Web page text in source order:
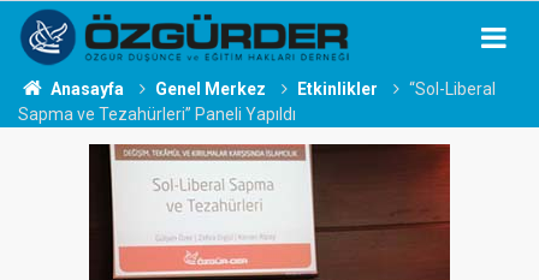
Anasayfa Genel Merkez Etkinlikler
“Sol-Liberal
Sapma ve Tezahürleri” Paneli Yapıldı